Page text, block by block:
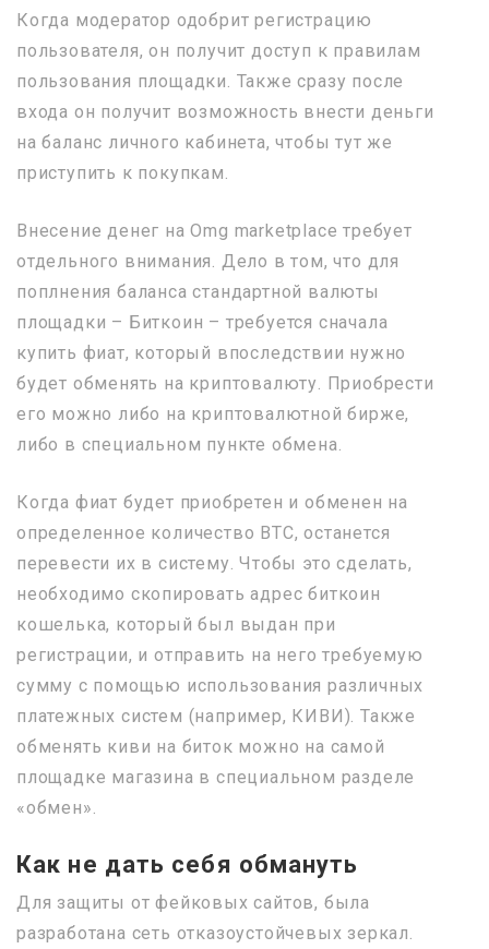
Когда модератор одобрит регистрацию
пользователя, он получит доступ к правилам
пользования площадки. Также сразу после
входа он получит возможность внести деньги
на баланс личного кабинета, чтобы тут же
приступить к покупкам.
Внесение денег на Omg marketplace требует
отдельного внимания. Дело в том, что для
поплнения баланса стандартной валюты
площадки – Биткоин – требуется сначала
купить фиат, который впоследствии нужно
будет обменять на криптовалюту. Приобрести
его можно либо на криптовалютной бирже,
либо в специальном пункте обмена.
Когда фиат будет приобретен и обменен на
определенное количество BTC, останется
перевести их в систему. Чтобы это сделать,
необходимо скопировать адрес биткоин
кошелька, который был выдан при
регистрации, и отправить на него требуемую
сумму с помощью использования различных
платежных систем (например, КИВИ). Также
обменять киви на биток можно на самой
площадке магазина в специальном разделе
«обмен».
Как не дать себя обмануть
Для защиты от фейковых сайтов, была
разработана сеть отказоустойчевых зеркал.